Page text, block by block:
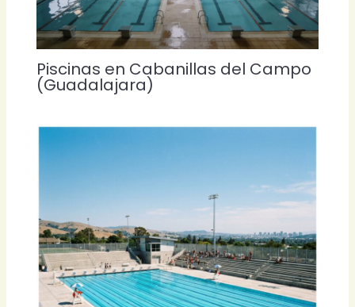
Piscinas en Cabanillas del Campo
(Guadalajara)